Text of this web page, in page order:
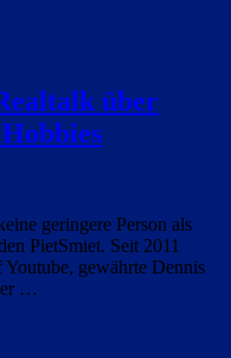
über
geringere Person als
PietSmiet. Seit 2011
Youtube, gewährte Dennis
…